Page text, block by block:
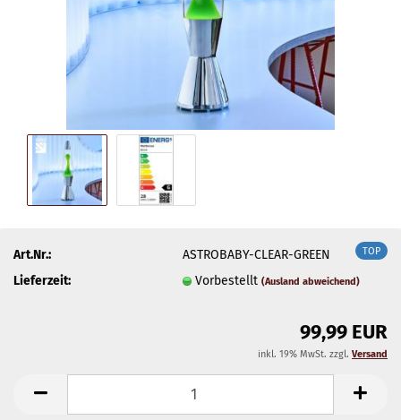
TOP
Art.Nr.:
ASTROBABY-CLEAR-GREEN
Lieferzeit:
Vorbestellt(Ausland abweichend)
99,99 EUR
inkl. 19% MwSt. zzgl. Versand